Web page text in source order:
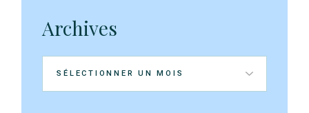
Archives
Archives